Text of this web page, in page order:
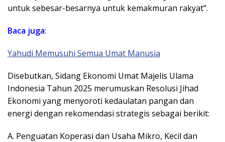
untuk sebesar-besarnya untuk kemakmuran rakyat”.
Baca juga:
Yahudi Memusuhi Semua Umat Manusia
Disebutkan, Sidang Ekonomi Umat Majelis Ulama
Indonesia Tahun 2025 merumuskan Resolusi Jihad
Ekonomi yang menyoroti kedaulatan pangan dan
energi dengan rekomendasi strategis sebagai berikit:
A. Penguatan Koperasi dan Usaha Mikro, Kecil dan